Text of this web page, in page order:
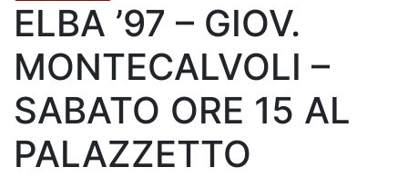
ELBA ’97 – GIOV.
MONTECALVOLI –
SABATO ORE 15 AL
PALAZZETTO